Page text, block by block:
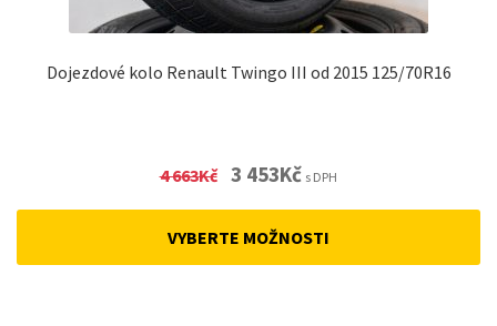
Dojezdové kolo Renault Twingo III od 2015 125/70R16
4 663Kč Original
3 453KčCurrent
s DPH
VYBERTE MOŽNOSTI